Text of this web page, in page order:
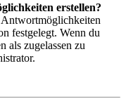
erstellen?
festgelegt. Wenn du
als zugelassen zu